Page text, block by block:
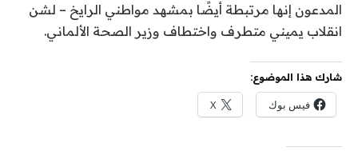
المدعون إنها مرتبطة أيضًا بمشهد مواطني الرايخ – لشن
انقلاب يميني متطرف واختطاف وزير الصحة الألماني.
شارك هذا الموضوع:
فيس بوك X